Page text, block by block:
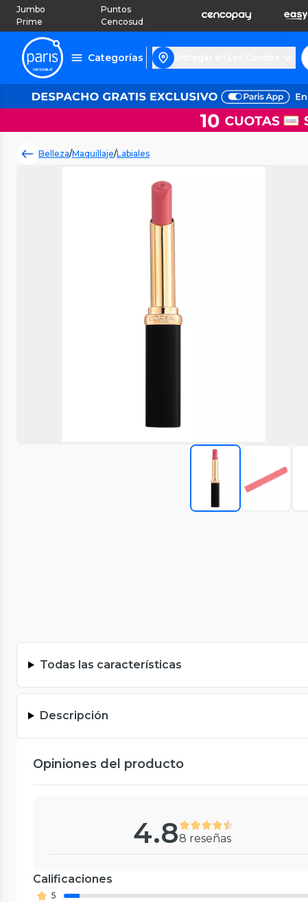
Jumbo
Prime
Puntos
Cencosud
Categorías
Belleza/Maquillaje/Labiales
Todas las características
Descripción
Opiniones del producto
4.88 reseñas
Calificaciones
5